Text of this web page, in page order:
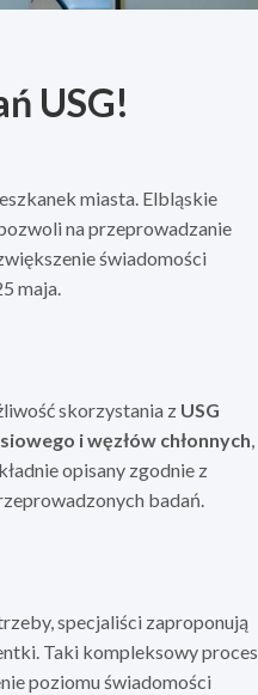
USG!
miasta. Elbląskie
na przeprowadzanie
świadomości
maja.
skorzystania z USG
i węzłów chłonnych,
opisany zgodnie z
badań.
specjaliści zaproponują
Taki kompleksowy proces
poziomu świadomości